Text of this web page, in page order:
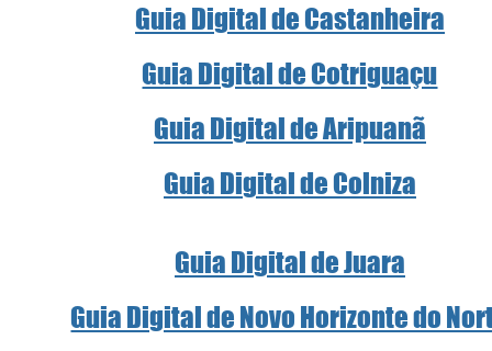
Guia Digital de Castanheira
Guia Digital de Cotriguaçu
Guia Digital de Aripuanã
Guia Digital de Colniza
Guia Digital de Juara
Guia Digital de Novo Horizonte do